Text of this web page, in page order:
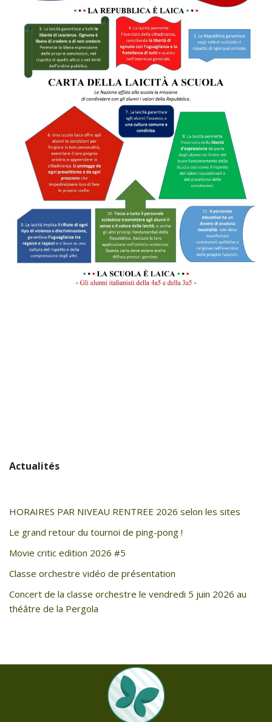
Actualités
HORAIRES PAR NIVEAU RENTREE 2026 selon les sites
Le grand retour du tournoi de ping-pong !
Movie critic edition 2026 #5
Classe orchestre vidéo de présentation
Concert de la classe orchestre le vendredi 5 juin 2026 au
théâtre de la Pergola